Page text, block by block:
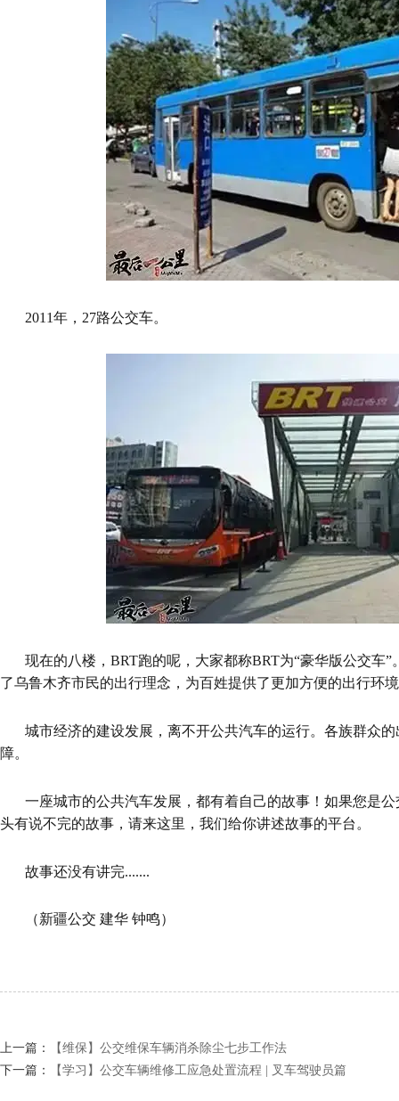
2011年，27路公交车。
现在的八楼，BRT跑的呢，大家都称BRT为“豪华版公交车
了乌鲁木齐市民的出行理念，为百姓提供了更加方便的出行环
城市经济的建设发展，离不开公共汽车的运行。各族群众
障。
一座城市的公共汽车发展，都有着自己的故事！如果您是
头有说不完的故事，请来这里，我们给你讲述故事的平台。
故事还没有讲完.......
（新疆公交 建华 钟鸣）
上一篇：
【维保】公交维保车辆消杀除尘七步工作法
下一篇：
【学习】公交车辆维修工应急处置流程 | 叉车驾驶员篇